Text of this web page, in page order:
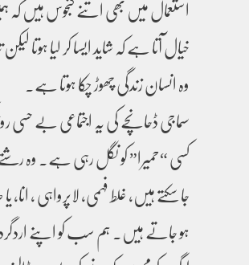
استعمال میں بھی اتنے کنجوس ہیں
خیال آتا ہے کہ شاید ایسا کر لیا
وہ انسان زندگی چھوڑ چکا ہوتا ہے۔
سماجی ڈحانچے کی یہ اجتماعی بے حسی
کسی “حمیرا” کو نگل رہی ہے۔ وہ
جا سکتے ہیں، غلط فہمی، لاپرواہی ، انا،
ہو جاتے ہیں۔ ہم سب کو اپنے